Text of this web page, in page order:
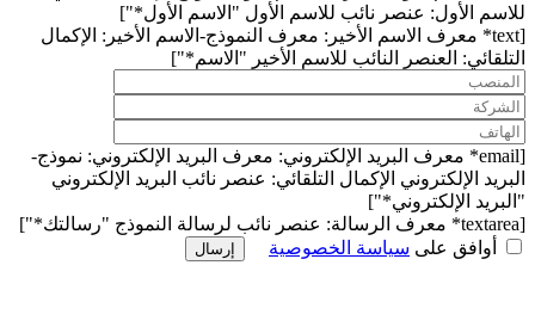
للاسم الأول: عنصر نائب للاسم الأول "الاسم الأول*"]
[text* معرف الاسم الأخير: معرف النموذج-الاسم الأخير: الإكمال
التلقائي: العنصر النائب للاسم الأخير "الاسم*"]
[email* معرف البريد الإلكتروني: معرف البريد الإلكتروني: نموذج-
البريد الإلكتروني الإكمال التلقائي: عنصر نائب البريد الإلكتروني
"البريد الإلكتروني*"]
[textarea* معرف الرسالة: عنصر نائب لرسالة النموذج "رسالتك*"]
أوافق على سياسة الخصوصية إرسال